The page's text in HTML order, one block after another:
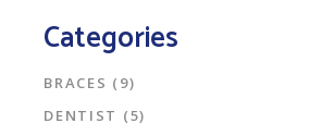
Categories
BRACES (9)
DENTIST (5)